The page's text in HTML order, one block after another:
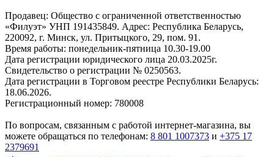
Продавец: Общество с ограниченной ответственностью
«Филуэт» УНП 191435849. Адрес: Республика Беларусь,
220092, г. Минск, ул. Притыцкого, 29, пом. 91.
Время работы: понедельник-пятница 10.30-19.00
Дата регистрации юридического лица 20.03.2025г.
Свидетельство о регистрации № 0250563.
Дата регистрации в Торговом реестре Республики Беларусь:
18.06.2026.
Регистрационный номер: 780008
По вопросам, связанным с работой интернет-магазина, вы
можете обращаться по телефонам: 8 801 1007373 и +375 17
2379691